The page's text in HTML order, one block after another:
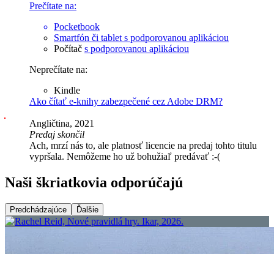
Prečítate na:
Pocketbook
Smartfón či tablet s podporovanou aplikáciou
Počítač s podporovanou aplikáciou
Neprečítate na:
Kindle
Ako čítať e-knihy zabezpečené cez Adobe DRM?
Angličtina, 2021
Predaj skončil
Ach, mrzí nás to, ale platnosť licencie na predaj tohto titulu
vypršala. Nemôžeme ho už bohužiaľ predávať :-(
Naši škriatkovia odporúčajú
Predchádzajúce Ďalšie